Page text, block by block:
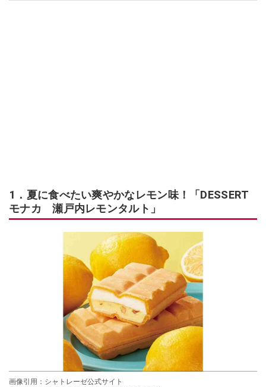
1．夏に食べたい爽やかなレモン味！「DESSERT
モナカ 瀬戸内レモンタルト」
画像引用：シャトレーゼ公式サイト